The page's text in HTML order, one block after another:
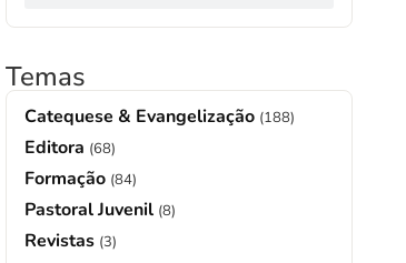
Temas
Catequese & Evangelização (188)
Editora (68)
Formação (84)
Pastoral Juvenil (8)
Revistas (3)